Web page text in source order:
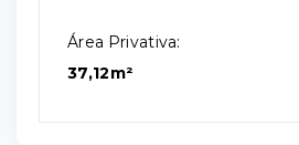
Área Privativa:
37,12m²